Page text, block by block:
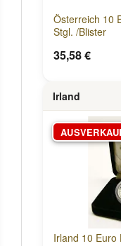
Österreich 10
Stgl. /Blister
35,58 €
Irland
Irland 10 Euro